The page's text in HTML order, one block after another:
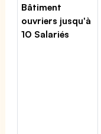
Bâtiment
ouvriers jusqu'à
10 Salariés